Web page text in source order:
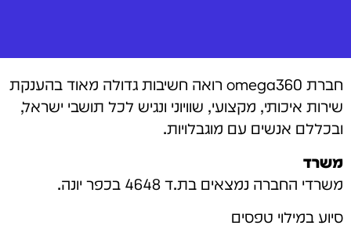
חברת omega360 רואה חשיבות גדולה מאוד בהענקת
שירות איכותי, מקצועי, שוויוני ונגיש לכל תושבי ישראל,
ובכללם אנשים עם מוגבלויות.
משרד
משרדי החברה נמצאים בת.ד 4648 בכפר יונה.
סיוע במילוי טפסים